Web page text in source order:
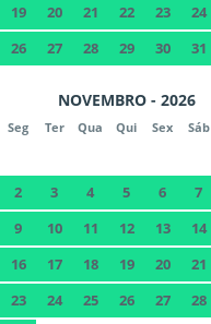
19
20 21 22 23 24
26
27 28 29 30 31
NOVEMBRO - 2026
Seg Ter Qua Qui Sex Sáb
2
3 4 5 6 7
9
10 11 12 13 14
16
17 18 19 20 21
23
24 25 26 27 28